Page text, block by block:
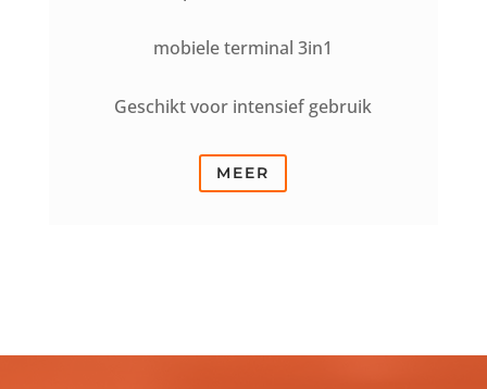
mobiele terminal 3in1
Geschikt voor intensief gebruik
MEER